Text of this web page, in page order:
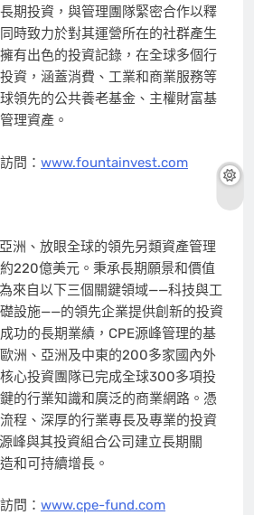
期投資，與管理團隊緊密合作以釋
時致力於對其運營所在的社群產生
有出色的投資記錄，在全球多個行
資，涵蓋消費、工業和商業服務等
領先的公共養老基金、主權財富基
理資產。
問： www.fountainvest.com
洲、放眼全球的領先另類資產管理
220億美元。秉承長期願景和價值
來自以下三個關鍵領域——科技與工
設施——的領先企業提供創新的投資
功的長期業績，CPE源峰管理的基
洲、亞洲及中東的200多家國內外
心投資團隊已完成全球300多項投
的行業知識和廣泛的商業網路。憑
程、深厚的行業專長及專業的投資
峰與其投資組合公司建立長期關
和可持續增長。
問： www.cpe-fund.com